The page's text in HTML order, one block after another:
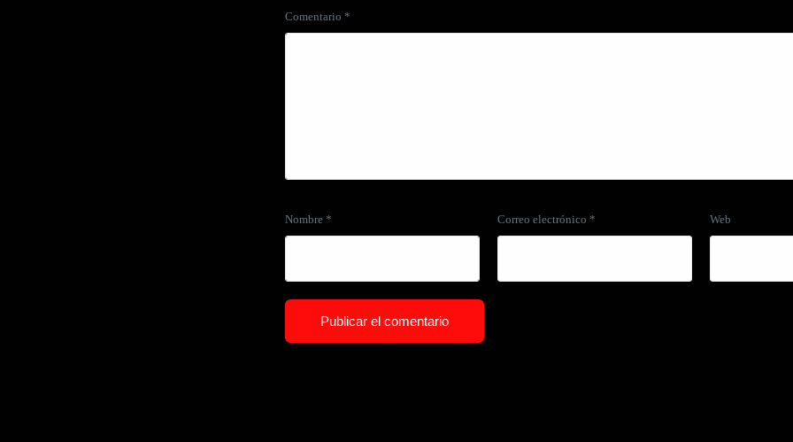
Comentario *
Nombre * Correo electrónico * Web